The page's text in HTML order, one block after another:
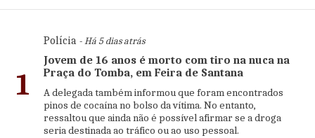
1
Polícia- Há 5 dias atrás
Jovem de 16 anos é morto com tiro na nuca na
Praça do Tomba, em Feira de Santana
A delegada também informou que foram encontrados
pinos de cocaína no bolso da vítima. No entanto,
ressaltou que ainda não é possível afirmar se a droga
seria destinada ao tráfico ou ao uso pessoal.